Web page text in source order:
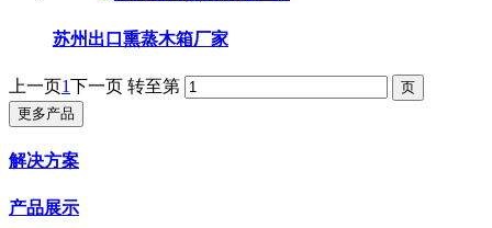
苏州出口熏蒸木箱厂家
上一页1下一页 转至第
更多产品
解决方案
产品展示